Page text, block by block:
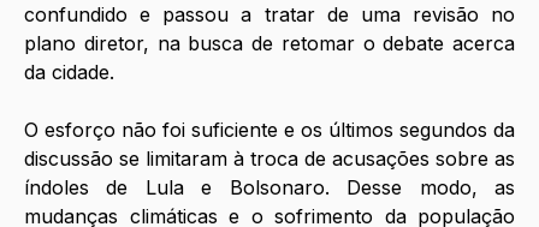
confundido e passou a tratar de uma revisão no
plano diretor, na busca de retomar o debate acerca
da cidade.
O esforço não foi suficiente e os últimos segundos da
discussão se limitaram à troca de acusações sobre as
índoles de Lula e Bolsonaro. Desse modo, as
mudanças climáticas e o sofrimento da população